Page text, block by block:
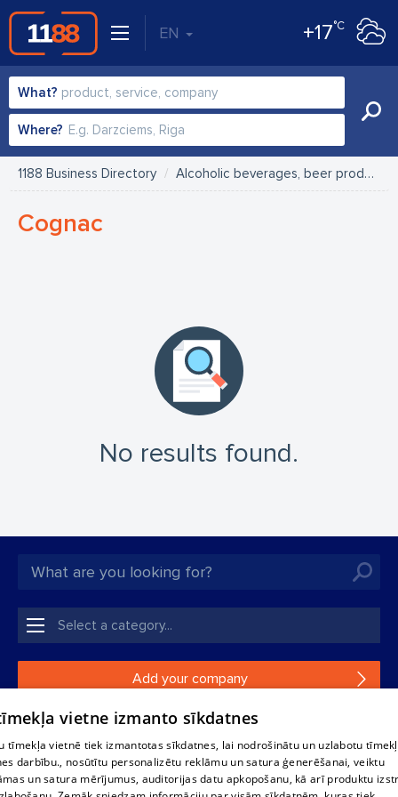
EN +17°C
What?
Where?
1188 Business Directory Alcoholic beverages, beer production
Cognac
No results found.
Add your company
If your company is not in our database, please fill in a
Reproduction, or distribution of 1188 database, its parts or the
vietne izmanto sīkdatnes
tīmekļa vietnē tiek izmantotas sīkdatnes, lai nodrošinātu un uzlabotu
darbību., nosūtītu personalizētu reklāmu un satura ģenerēšanai, veiktu
un satura mērījumus, auditorijas datu apkopošanu, kā arī produktu